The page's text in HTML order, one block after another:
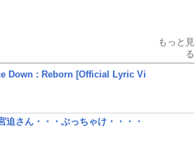
もっと見
る
Down : Reborn [Official Lyric Vi
迫さん・・・ぶっちゃけ・・・・